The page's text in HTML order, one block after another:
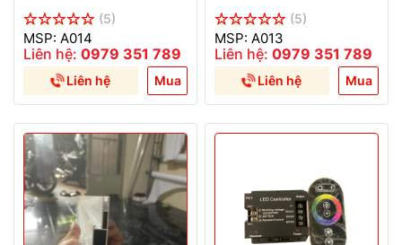
(5)
MSP: A014
Liên hệ: 0979 351 789
Liên hệ Mua
(5)
MSP: A013
Liên hệ: 0979 351 789
Liên hệ Mua